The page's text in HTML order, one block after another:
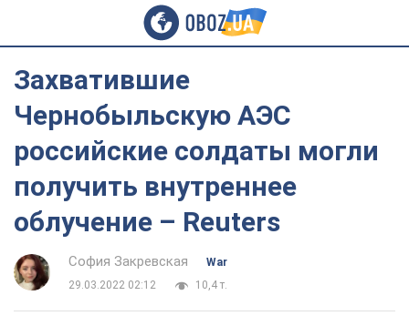
Захватившие
Чернобыльскую АЭС
российские солдаты могли
получить внутреннее
облучение – Reuters
София Закревская
War
29.03.2022 02:12
10,4 т.